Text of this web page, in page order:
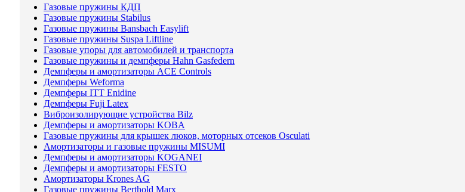
Газовые пружины КДП
Газовые пружины Stabilus
Газовые пружины Bansbach Easylift
Газовые пружины Suspa Liftline
Газовые упоры для автомобилей и транспорта
Газовые пружины и демпферы Hahn Gasfedern
Демпферы и амортизаторы ACE Controls
Демпферы Weforma
Демпферы ITT Enidine
Демпферы Fuji Latex
Виброизолирующие устройства Bilz
Демпферы и амортизаторы KOBA
Газовые пружины для крышек люков, моторных отсеков Osculati
Амортизаторы и газовые пружины MISUMI
Демпферы и амортизаторы KOGANEI
Демпферы и амортизаторы FESTO
Амортизаторы Krones AG
Газовые пружины Berthold Marx